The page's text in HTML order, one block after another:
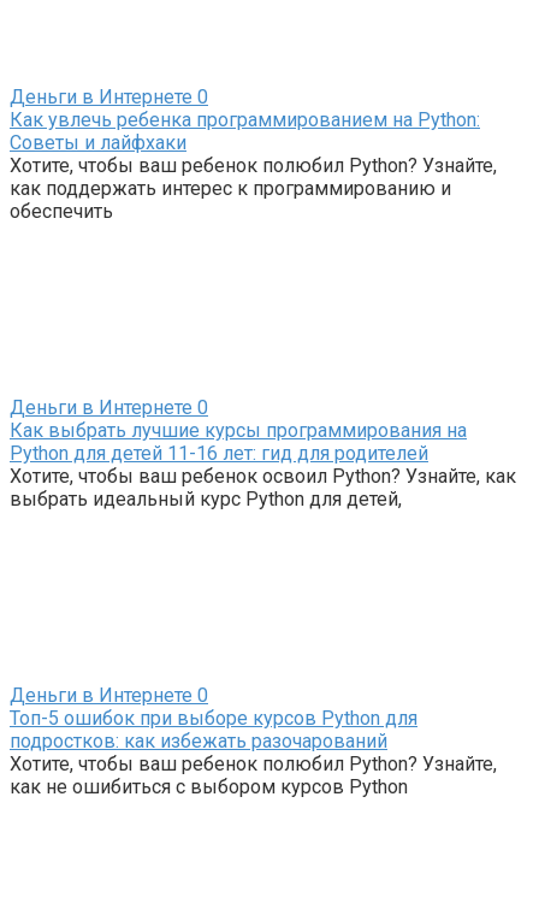
Деньги в Интернете 0
Как увлечь ребенка программированием на Python:
Советы и лайфхаки
Хотите, чтобы ваш ребенок полюбил Python? Узнайте,
как поддержать интерес к программированию и
обеспечить
Деньги в Интернете 0
Как выбрать лучшие курсы программирования на
Python для детей 11-16 лет: гид для родителей
Хотите, чтобы ваш ребенок освоил Python? Узнайте, как
выбрать идеальный курс Python для детей,
Деньги в Интернете 0
Топ-5 ошибок при выборе курсов Python для
подростков: как избежать разочарований
Хотите, чтобы ваш ребенок полюбил Python? Узнайте,
как не ошибиться с выбором курсов Python